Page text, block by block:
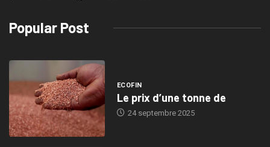
Popular Post
ECOFIN
Le prix d’une tonne de
24 septembre 2025